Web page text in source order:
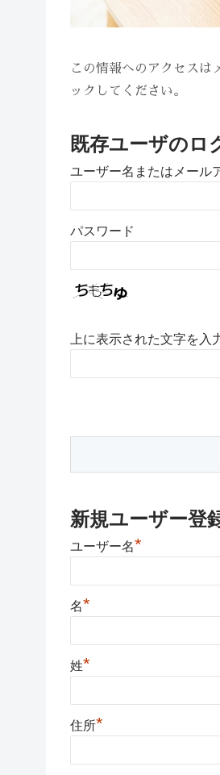
この情報へのアクセスは
ックしてください。
既存ユーザのロ
ユーザー名またはメール
パスワード
上に表示された文字を入
新規ユーザー登
ユーザー名*
名*
姓*
住所*